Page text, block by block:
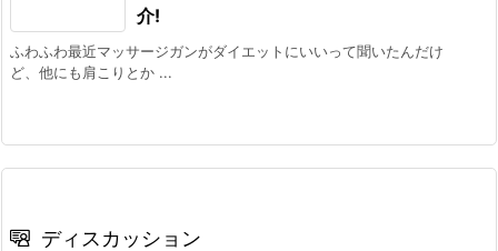
介!
ふわふわ最近マッサージガンがダイエットにいいって聞いたんだけ
ど、他にも肩こりとか ...
ディスカッション